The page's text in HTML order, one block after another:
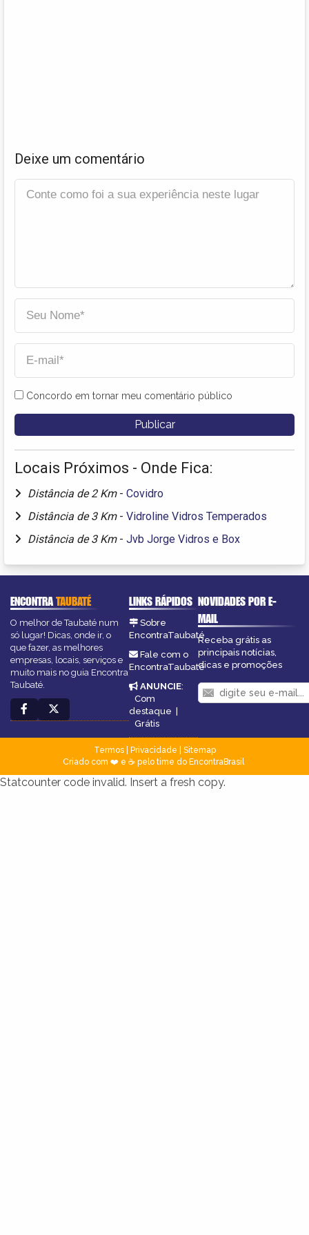
Deixe um comentário
Concordo em tornar meu comentário público
Locais Próximos - Onde Fica:
Distância de 2 Km - Covidro
Distância de 3 Km - Vidroline Vidros Temperados
Distância de 3 Km - Jvb Jorge Vidros e Box
ENCONTRATAUBATÉ
O melhor de Taubaté num
só lugar! Dicas, onde ir, o
que fazer, as melhores
empresas, locais, serviços e
muito mais no guia Encontra
Taubaté.
LINKS RÁPIDOS
Sobre
EncontraTaubaté
Fale com o
EncontraTaubaté
ANUNCIE:
Com
destaque
Grátis
NOVIDADES POR E-
MAIL
Receba grátis as
principais notícias,
dicas e promoções
Termos| Privacidade
Sitemap
Criado com ❤️ e ☕ pelo time do EncontraBrasil
Statcounter code invalid. Insert a fresh copy.